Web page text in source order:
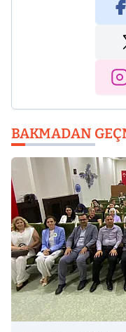
BAKMADAN